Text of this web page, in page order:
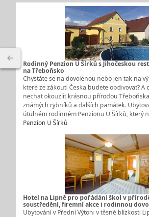
Rodinný Penzion U Šírků s Jihočeskou
na Třeboňsko
Chystáte se na dovolenou nebo jen tak na
které ze zákoutí Česka budete obdivovat? A
nechat okouzlit krásnou přírodou
známých rybníků a dalších památek.
útulném rodinném Penzionu U Šírků, který
Penzion U Šírků
Hotel na Lipně pro pořádání škol v
soustředění, firemní akce i rodinnou
Ubytování v Přední Výtoni v těsné blízkosti